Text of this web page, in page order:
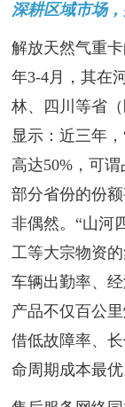
深耕区域市场
解放天然气重
年3-4月，其在
林、四川等省
显示：近三年
高达50%，可
部分省份的份
非偶然。“山河
工等大宗物资
车辆出勤率、
产品不仅百公
借低故障率、
命周期成本最优